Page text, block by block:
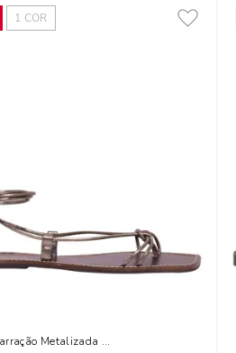
1 COR
Metalizada Prata